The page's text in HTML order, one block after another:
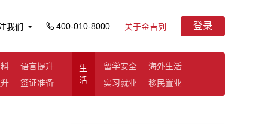
我们 400-010-8000 关于金吉列 登录
语言提升
签证准备
生
活
留学安全
海外生活
实习就业
移民置业